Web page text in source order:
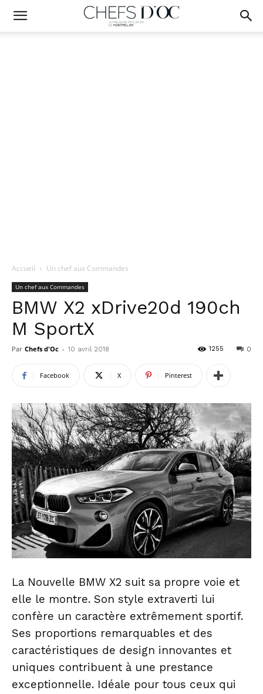
Accueil Un chef aux Commandes
Un chef aux Commandes
BMW X2 xDrive20d 190ch
M SportX
Par Chefs d'Oc - 10 avril 2018 0
1255
Facebook X Pinterest
La Nouvelle BMW X2 suit sa propre voie et
elle le montre. Son style extraverti lui
confère un caractère extrêmement sportif.
Ses proportions remarquables et des
caractéristiques de design innovantes et
uniques contribuent à une prestance
exceptionnelle. Idéale pour tous ceux qui